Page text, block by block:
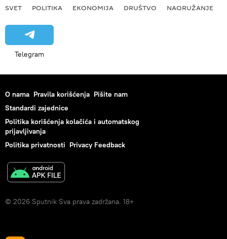
SVET POLITIKA EKONOMIJA DRUŠTVO NAORUŽANJE
Telegram
O nama Pravila korišćenja Pišite nam
Standardi zajednice
Politika korišćenja kolačića i automatskog
prijavljivanja
Politika privatnosti Privacy Feedback
© 2026 Sputnik Sva prava zadržana. 18+